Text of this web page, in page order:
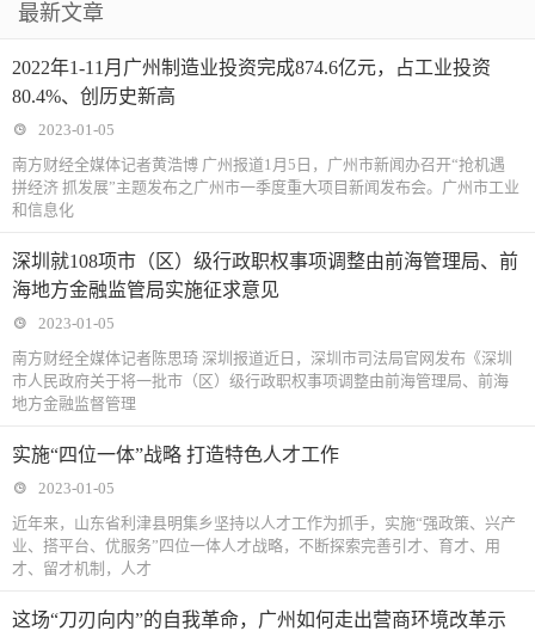
最新文章
2022年1-11月广州制造业投资完成874.6亿元，占工业投资
80.4%、创历史新高
2023-01-05
南方财经全媒体记者黄浩博 广州报道1月5日，广州市新闻办召开“抢机遇
拼经济 抓发展”主题发布之广州市一季度重大项目新闻发布会。广州市工业
和信息化
深圳就108项市（区）级行政职权事项调整由前海管理局、前
海地方金融监管局实施征求意见
2023-01-05
南方财经全媒体记者陈思琦 深圳报道近日，深圳市司法局官网发布《深圳
市人民政府关于将一批市（区）级行政职权事项调整由前海管理局、前海
地方金融监督管理
实施“四位一体”战略 打造特色人才工作
2023-01-05
近年来，山东省利津县明集乡坚持以人才工作为抓手，实施“强政策、兴产
业、搭平台、优服务”四位一体人才战略，不断探索完善引才、育才、用
才、留才机制，人才
这场“刀刃向内”的自我革命，广州如何走出营商环境改革示